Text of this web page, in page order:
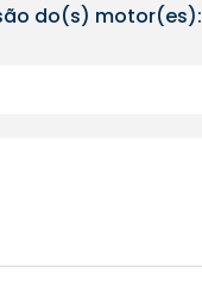
do(s) motor(es):